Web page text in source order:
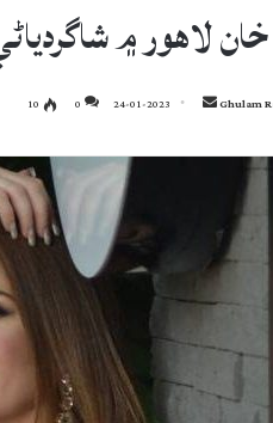
لاهور ۾
Ghulam
Send
email
24-01-2023
0
10